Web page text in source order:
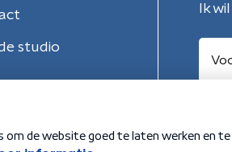
studio
Ik